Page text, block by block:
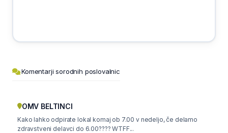
Komentarji sorodnih poslovalnic
OMV BELTINCI
Kako lahko odpirate lokal komaj ob 7.00 v nedeljo, če delamo
zdravstveni delavci do 6.00???? WTFF...